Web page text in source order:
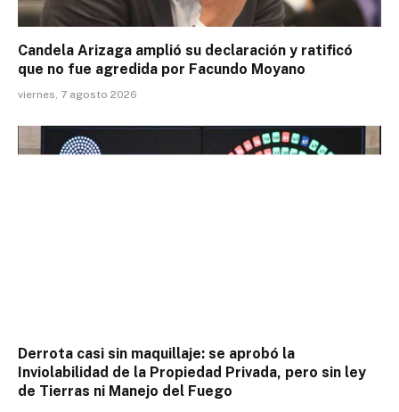
Candela Arizaga amplió su declaración y ratificó
que no fue agredida por Facundo Moyano
viernes, 7 agosto 2026
Derrota casi sin maquillaje: se aprobó la
Inviolabilidad de la Propiedad Privada, pero sin ley
de Tierras ni Manejo del Fuego